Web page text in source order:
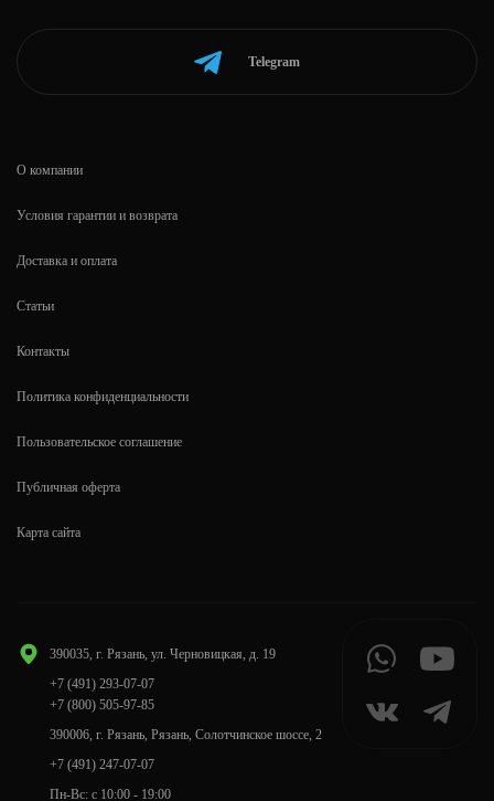
Telegram
390035, г. Рязань, ул. Черновицкая, д. 19
+7 (491) 293-07-07
+7 (800) 505-97-85
390006, г. Рязань, Рязань, Солотчинское шоссе, 2
+7 (491) 247-07-07
Пн-Вс: с 10:00 - 19:00
О компании
Условия гарантии и возврата
Доставка и оплата
Статьи
Контакты
Политика конфиденциальности
Пользовательское соглашение
Публичная оферта
Карта сайта